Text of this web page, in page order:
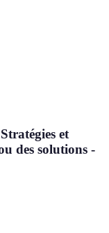
et
des solutions -